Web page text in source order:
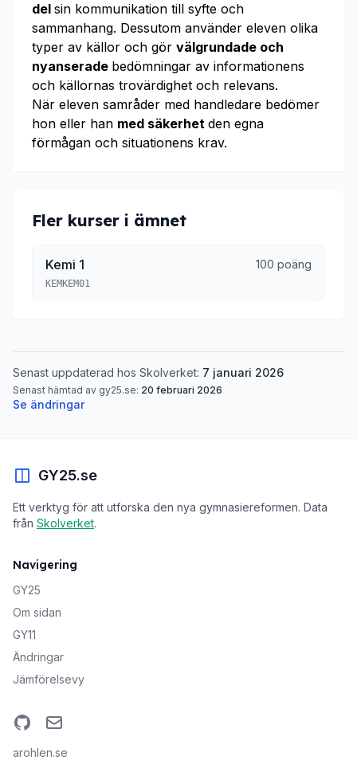
del sin kommunikation till syfte och
sammanhang. Dessutom använder eleven olika
typer av källor och gör välgrundade och
nyanserade bedömningar av informationens
och källornas trovärdighet och relevans.
När eleven samråder med handledare bedömer
hon eller han med säkerhet den egna
förmågan och situationens krav.
Fler kurser i ämnet
Kemi 1 100 poäng
KEMKEM01
Senast uppdaterad hos Skolverket: 7 januari 2026
Senast hämtad av gy25.se: 20 februari 2026
Se ändringar
GY25.se
Ett verktyg för att utforska den nya gymnasiereformen. Data
från Skolverket.
Navigering
GY25
Om sidan
GY11
Ändringar
Jämförelsevy
GitHubEmail
arohlen.se